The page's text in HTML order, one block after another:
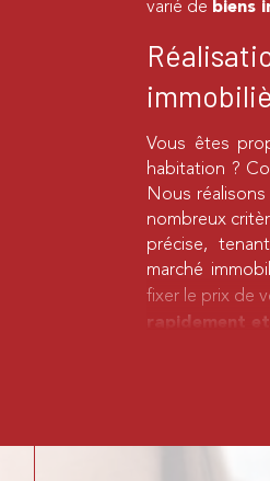
varié de biens
Vous êtes
habitation ?
Nous
nombreux
précise,
marché
fixer le prix de
rapidement
environs de